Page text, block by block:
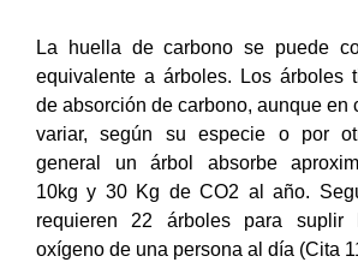
La huella de carbono se puede
equivalente a árboles. Los árboles
de absorción de carbono, aunque en
variar, según su especie o por
general un árbol absorbe
10kg y 30 Kg de CO2 al año.
requieren 22 árboles para suplir
oxígeno de una persona al día (Cita